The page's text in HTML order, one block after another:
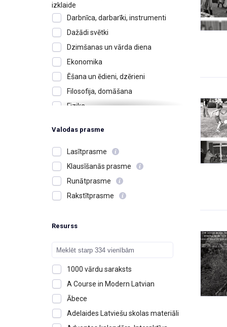
izklaide
Darbnīca, darbarīki, instrumenti
Dažādi svētki
Dzimšanas un vārda diena
Ekonomika
Ēšana un ēdieni, dzērieni
Filosofija, domāšana
Fizika
Izglītība un skolas
Jūtas, emocijas
Kafejnīcas un restorāni
Kalendārs, laiks, diena, mēnesis,
gads
Ķīmija
Valodas prasme
Lasītprasme
Klausīšanās prasme
Runātprasme
Rakstītprasme
Resurss
1000 vārdu saraksts
A Course in Modern Latvian
Ābece
Adelaides Latviešu skolas materiāli